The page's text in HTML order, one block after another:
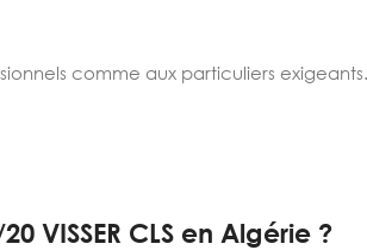
comme aux particuliers exigeants.
VISSER CLS en Algérie ?